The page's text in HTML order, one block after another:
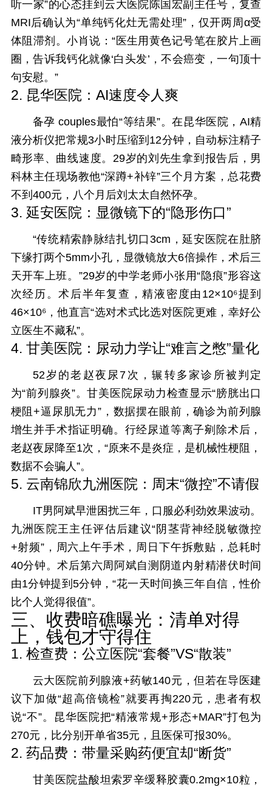
听一家”的心态挂到云大医院陈国宏副主任号，复查
MRI后确认为“单纯钙化灶无需处理”，仅开两周α受
体阻滞剂。小肖说：“医生用黄色记号笔在胶片上画
圈，告诉我钙化就像‘白头发’，不会癌变，一句顶十
句安慰。”
2. 昆华医院：AI速度令人爽
备孕 couples最怕“等结果”。在昆华医院，AI精
液分析仪把常规3小时压缩到12分钟，自动标注精子
畸形率、曲线速度。29岁的刘先生拿到报告后，男
科林主任现场教他“深蹲+补锌”三个月方案，总花费
不到400元，八个月后刘太太自然怀孕。
3. 延安医院：显微镜下的“隐形伤口”
“传统精索静脉结扎切口3cm，延安医院在肚脐
下缘打两个5mm小孔，显微镜放大6倍操作，术后三
天开车上班。”29岁的中学老师小张用“隐痕”形容这
次经历。术后半年复查，精液密度由12×10⁶提到
46×10⁶，他直言“选对术式比选对医院更难，幸好公
立医生不藏私”。
4. 甘美医院：尿动力学让“难言之憋”量化
52岁的老赵夜尿7次，辗转多家诊所被判定
为“前列腺炎”。甘美医院尿动力检查显示“膀胱出口
梗阻+逼尿肌无力”，数据摆在眼前，确诊为前列腺
增生并手术指证明确。行经尿道等离子剜除术后，
老赵夜尿降至1次，“原来不是炎症，是机械性梗阻，
数据不会骗人”。
5. 云南锦欣九洲医院：周末“微控”不请假
IT男阿斌早泄困扰三年，口服必利劲效果波动。
九洲医院王主任评估后建议“阴茎背神经脱敏微控
+射频”，周六上午手术，周日下午拆敷贴，总耗时
40分钟。术后第六周阿斌自测阴道内射精潜伏时间
由1分钟提到5分钟，“花一天时间换三年自信，性价
比个人觉得很值”。
三、收费暗礁曝光：清单对得
上，钱包才守得住
1. 检查费：公立医院“套餐”VS“散装”
云大医院前列腺液+药敏140元，但若在导医建
议下加做“超高倍镜检”就要再掏220元，患者有权
说“不”。昆华医院把“精液常规+形态+MAR”打包为
270元，比分别开单省35元，且医保可报30%。
2. 药品费：带量采购药便宜却“断货”
甘美医院盐酸坦索罗辛缓释胶囊0.2mg×10粒，